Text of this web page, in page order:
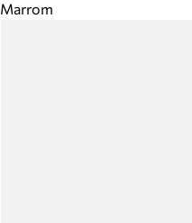
Marrom